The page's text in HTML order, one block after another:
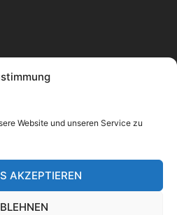
Website und unseren Service zu
AKZEPTIEREN